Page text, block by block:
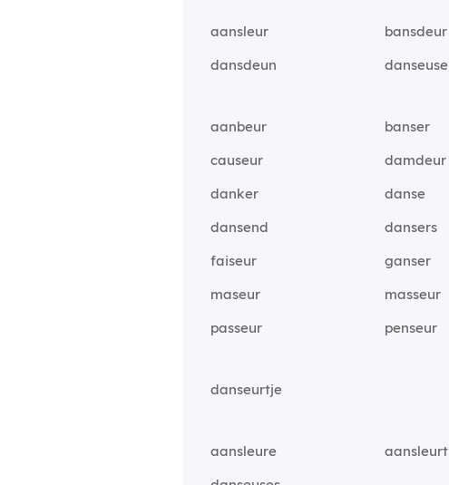
aansleur bansdeur
dansdeun
danseuse
aanbeur banser
causeur
damdeur
danker
danse
dansend
dansers
faiseur
ganser
maseur
masseur
passeur
penseur
danseurtje
aansleure aansleurt